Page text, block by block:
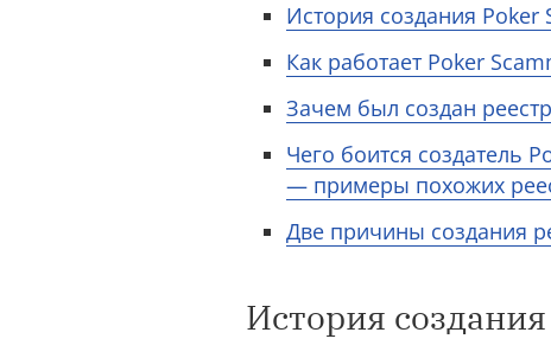
История создания Poker
Как работает Poker
Зачем был создан
Чего боится создатель
— примеры похожих
Две причины создания
История